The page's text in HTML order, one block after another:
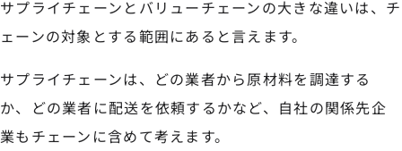
サプライチェーンとバリューチェーンの大きな違いは、チ
ェーンの対象とする範囲にあると言えます。
サプライチェーンは、どの業者から原材料を調達する
か、どの業者に配送を依頼するかなど、自社の関係先企
業もチェーンに含めて考えます。